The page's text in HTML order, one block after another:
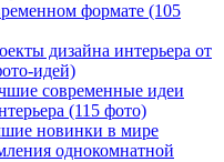
формате (105
дизайна интерьера от
идей)
современные идеи
(115 фото)
новинки в мире
однокомнатной